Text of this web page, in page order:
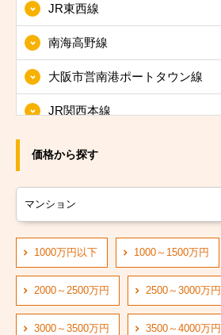
大阪市西淀川区
大阪市東淀川区
大阪市東成区
大阪市生野区
大阪市旭区
大阪市城東区
大阪市阿倍野区
大阪市住吉区
大阪市東住吉区
大阪市西成区
JR東西線
南海高野線
大阪市営南港ポートタウン線
JR関西本線
大阪市営長堀鶴見緑地線
大阪市営四つ橋線
阪神なんば線
阪急神戸線
価格から探す
1000万円以下 1000～1500万円
2000～2500万円 2500～3000万円
3000～3500万円 3500～4000万円